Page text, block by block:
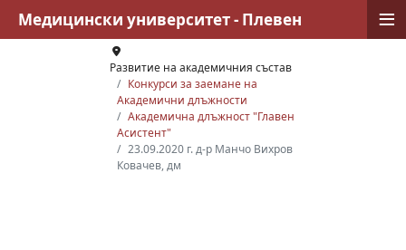
Развитие на академичния състав
Конкурси за заемане на
Академични длъжности
Академична длъжност "Главен
Асистент"
23.09.2020 г. д-р Манчо Вихров
Ковачев, дм
Медицински университет - Плевен ≡